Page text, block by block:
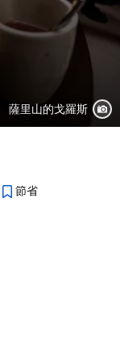
薩里山的戈羅斯
節省